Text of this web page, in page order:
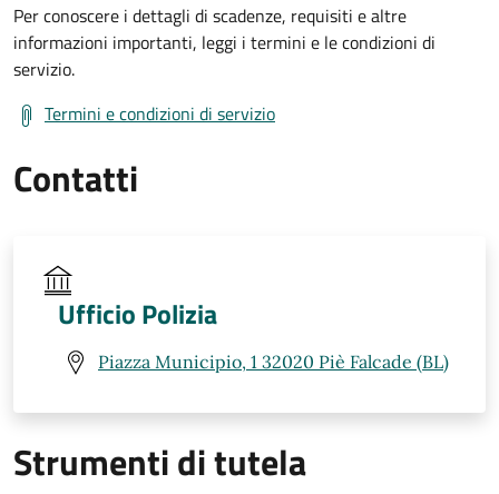
Per conoscere i dettagli di scadenze, requisiti e altre
informazioni importanti, leggi i termini e le condizioni di
servizio.
Termini e condizioni di servizio
Contatti
Ufficio Polizia
Piazza Municipio, 1 32020 Piè Falcade (BL)
Strumenti di tutela